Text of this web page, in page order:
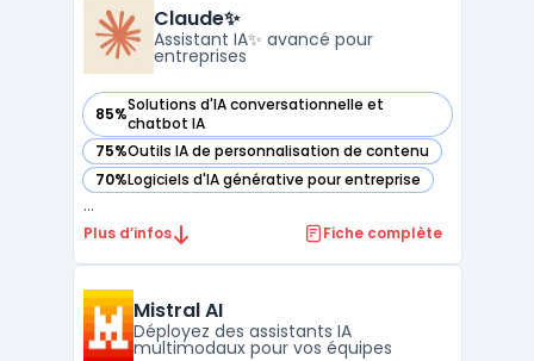
Smodin permet de gagner un temps
précieux dans la c ...
Claude✨
Assistant IA✨ avancé pour
entreprises
85%Solutions d'IA conversationnelle et
chatbot IA
— voir Claude✨ dans cette catégorie
75%Outils IA de personnalisation de contenu
— voir Claude✨ dans cette catégorie
70%Logiciels d'IA générative pour entreprise
— voir Claude✨ dans cette catégorie
...
Plus d’infos Fiche complète
Mistral AI
Déployez des assistants IA
multimodaux pour vos équipes